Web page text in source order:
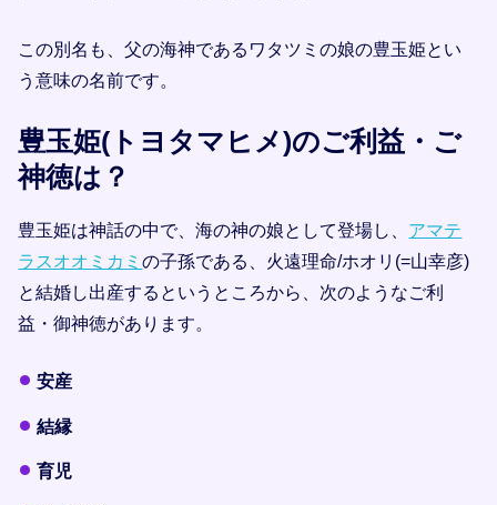
この別名も、父の海神であるワタツミの娘の豊玉姫とい
う意味の名前です。
豊玉姫(トヨタマヒメ)のご利益・ご
神徳は？
豊玉姫は神話の中で、海の神の娘として登場し、 アマテ
ラスオオミカミの子孫である、火遠理命/ホオリ(=山幸彦)
と結婚し出産するというところから、次のようなご利
益・御神徳があります。
安産
結縁
育児